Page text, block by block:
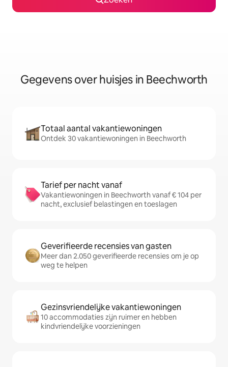
Gegevens over huisjes in Beechworth
Totaal aantal vakantiewoningen
Ontdek 30 vakantiewoningen in Beechworth
Tarief per nacht vanaf
Vakantiewoningen in Beechworth vanaf € 104 per
nacht, exclusief belastingen en toeslagen
Geverifieerde recensies van gasten
Meer dan 2.050 geverifieerde recensies om je op
weg te helpen
Gezinsvriendelijke vakantiewoningen
10 accommodaties zijn ruimer en hebben
kindvriendelijke voorzieningen